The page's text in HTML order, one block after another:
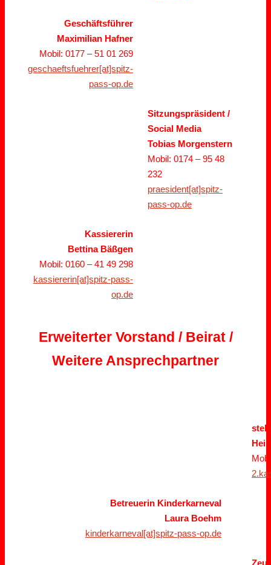
Geschäftsführer
Maximilian Hafner
Mobil: 0177 – 51 01 269
geschaeftsfuehrer[at]spitz-
pass-op.de
Sitzungspräsident /
Social Media
Tobias Morgenstern
Mobil: 0174 – 95 48
232
praesident[at]spitz-
pass-op.de
Kassiererin
Bettina Bäßgen
Mobil: 0160 – 41 49 298
kassiererin[at]spitz-pass-
op.de
Erweiterter Vorstand / Beirat /
Weitere Ansprechpartner
Betreuerin Kinderkarneval
Laura Boehm
kinderkarneval[at]spitz-pass-op.de